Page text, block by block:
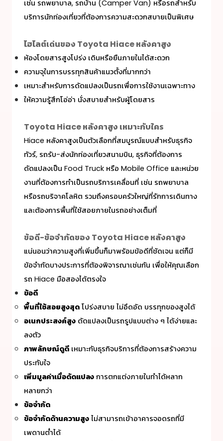
เช่น รถพยาบาล, รถบ้าน (Camper Van) หรือรถสำหรับ
บริการนักท่องเที่ยวที่ต้องการความสะดวกสบายเป็นพิเศษ
ไฮไลต์เด่นของ Toyota Hiace หลังคาสูง
ห้องโดยสารสูงโปร่ง เดินหรือยืนภายในได้สะดวก
ความจุในการบรรทุกสินค้าแนวตั้งที่มากกว่า
เหมาะสำหรับการดัดแปลงเป็นรถเพื่อการใช้งานเฉพาะทาง
ให้ความรู้สึกโอ่อ่า นั่งสบายสำหรับผู้โดยสาร
Toyota Hiace หลังคาสูง เหมาะกับใคร
Hiace หลังคาสูงเป็นตัวเลือกที่สมบูรณ์แบบสำหรับธุรกิจ
ทัวร์, รถรับ-ส่งนักท่องเที่ยวสนามบิน, ธุรกิจที่ต้องการ
ดัดแปลงเป็น Food Truck หรือ Mobile Office และหน่วย
งานที่ต้องการทำเป็นรถบริการเคลื่อนที่ เช่น รถพยาบาล
หรือรถบริจาคโลหิต รวมถึงครอบครัวใหญ่ที่รักการเดินทาง
และต้องการพื้นที่ใช้สอยภายในรถอย่างเต็มที่
ข้อดี-ข้อจำกัดของ Toyota Hiace หลังคาสูง
แน่นอนว่าความสูงที่เพิ่มขึ้นก็มาพร้อมข้อดีที่ชัดเจน แต่ก็มี
ข้อจำกัดบางประการที่ต้องพิจารณาเช่นกัน เพื่อให้คุณเลือก
รถ Hiace มือสองได้ตรงใจ
ข้อดี
พื้นที่ใช้สอยสูงสุด โปร่งสบาย ไม่อึดอัด บรรทุกของสูงได้
อเนกประสงค์สูง ดัดแปลงเป็นรถรูปแบบต่าง ๆ ได้ง่ายและ
ลงตัว
ภาพลักษณ์ดูดี เหมาะกับธุรกิจบริการที่ต้องการสร้างความ
ประทับใจ
เพิ่มมูลค่าเมื่อดัดแปลง การตกแต่งภายในทำได้หลาก
หลายกว่า
ข้อจำกัด
ข้อจำกัดด้านความสูง ไม่สามารถเข้าอาคารจอดรถที่มี
เพดานต่ำได้